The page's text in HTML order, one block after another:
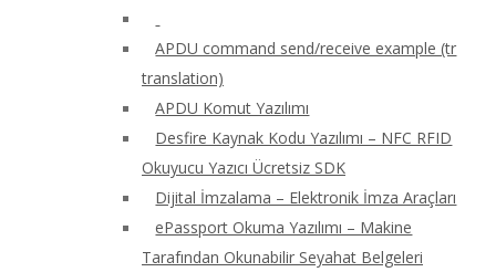
APDU command send/receive example (tr
translation)
APDU Komut Yazılımı
Desfire Kaynak Kodu Yazılımı – NFC RFID
Okuyucu Yazıcı Ücretsiz SDK
Dijital İmzalama – Elektronik İmza Araçları
ePassport Okuma Yazılımı – Makine
Tarafından Okunabilir Seyahat Belgeleri